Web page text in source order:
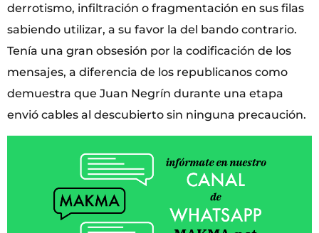
derrotismo, infiltración o fragmentación en sus filas
sabiendo utilizar, a su favor la del bando contrario.
Tenía una gran obsesión por la codificación de los
mensajes, a diferencia de los republicanos como
demuestra que Juan Negrín durante una etapa
envió cables al descubierto sin ninguna precaución.